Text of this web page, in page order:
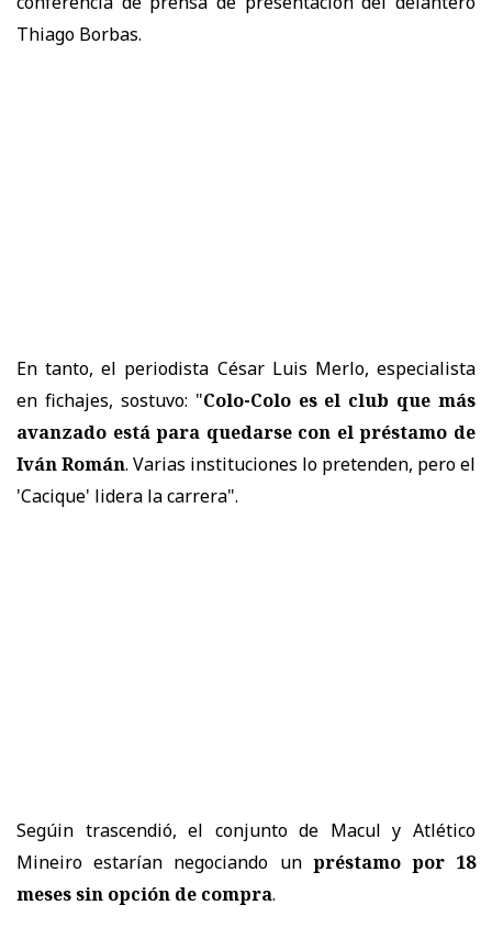
Thiago Borbas.
En tanto, el periodista César Luis Merlo, especialista
en fichajes, sostuvo: "Colo-Colo es el club que más
avanzado está para quedarse con el préstamo de
Iván Román. Varias instituciones lo pretenden, pero el
'Cacique' lidera la carrera".
Segúin trascendió, el conjunto de Macul y Atlético
Mineiro estarían negociando un préstamo por 18
meses sin opción de compra.